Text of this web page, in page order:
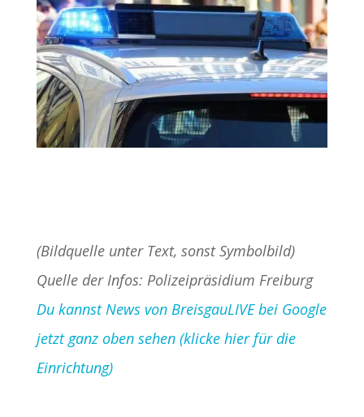
(Bildquelle unter Text, sonst Symbolbild)
Quelle der Infos: Polizeipräsidium Freiburg
Du kannst News von BreisgauLIVE bei Google
jetzt ganz oben sehen (klicke hier für die
Einrichtung)